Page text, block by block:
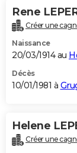
Rene
Créer une
Naissance
20/03/1914 au
Décès
10/01/1981 à
Helene
Créer une